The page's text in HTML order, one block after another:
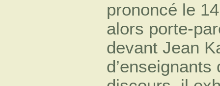
prononcé le
alors porte-
devant Jean